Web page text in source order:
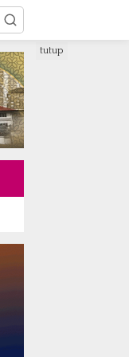
tutup